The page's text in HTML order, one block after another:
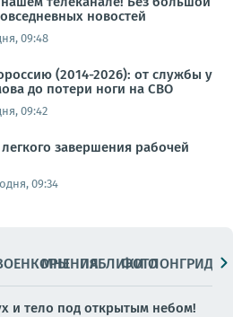
новостей
09:48
(2014-2026): от службы у
до потери ноги на СВО
09:42
завершения рабочей
09:34
МНЕНИЯПАБЛИКИ
ФОТОЛОНГРИДЫ
и тело под открытым небом!